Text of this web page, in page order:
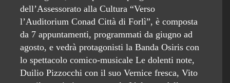
dell’Assessorato alla Cultura “Verso
l’Auditorium Conad Città di Forlì”, è composta
da 7 appuntamenti, programmati da giugno ad
agosto, e vedrà protagonisti la Banda Osiris con
lo spettacolo comico-musicale Le dolenti note,
Duilio Pizzocchi con il suo Vernice fresca, Vito